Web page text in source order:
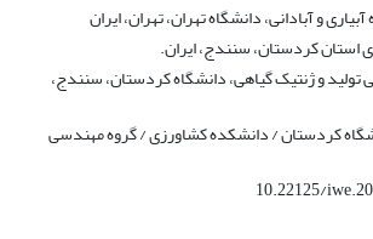
و آبادانی، دانشگاه تهران، تهران، ایران
کردستان، سنندج، ایران.
تولید و ژنتیک گیاهی، دانشگاه کردستان، سنندج،
کردستان / دانشکده کشاورزی / گروه مهندسی
10.22125/